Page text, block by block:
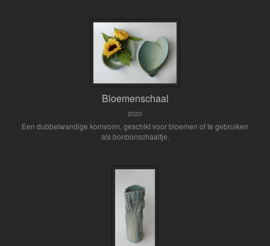
Bloemenschaal
2020
Een dubbelwandige komvorm, geschikt voor bloemen of te gebruiken
als bonbonschaaltje.